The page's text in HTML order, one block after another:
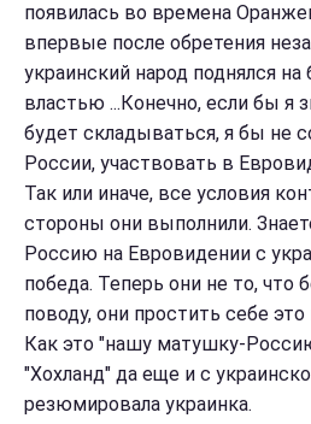
появилась во времена
впервые после обретения
украинский народ поднялся
властью ...Конечно, если бы я
будет складываться, я бы не
России, участвовать в
Так или иначе, все условия
стороны они выполнили.
Россию на Евровидении с
победа. Теперь они не то, что
поводу, они простить себе
Как это "нашу матушку-
"Хохланд" да еще и с
резюмировала украинка.